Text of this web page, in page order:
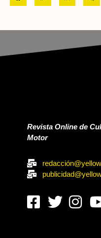
Revista Online de
Motor